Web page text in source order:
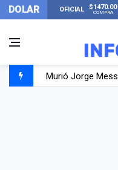
DOLAR OFICIAL $1470.00
COMPRA
Murió Jorge